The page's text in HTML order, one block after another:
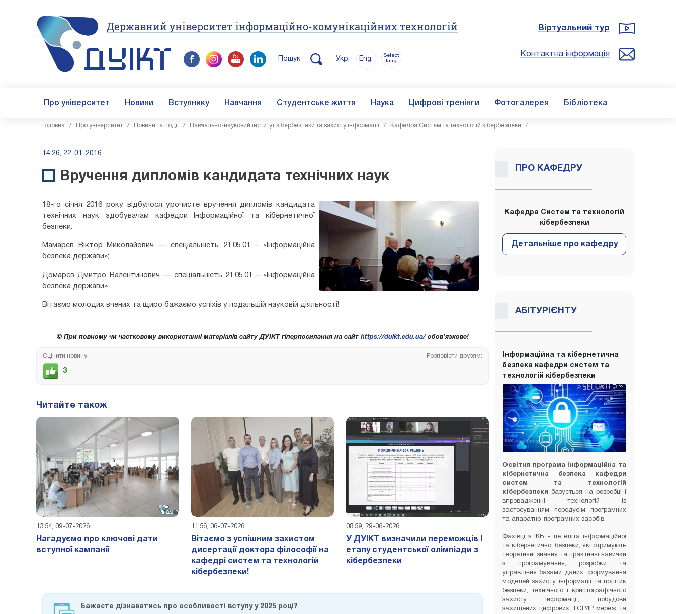
Державний університет інформаційно-комунікаційних технологій
Пошук Укр. Eng.
Select
lang
Віртуальний тур
Контактна інформація
Про університет Новини Вступнику Навчання Студентське життя Наука Цифрові тренінги Фотогалерея Бібліотека
Головна / Про університет/ Новини та події / Навчально-науковий інститут кібербезпеки та захисту інформації / Кафедра Систем та технологій кібербезпеки /
14:26, 22-01-2016
Вручення дипломів кандидата технічних наук
18-го січня 2016 року відбулося урочисте вручення дипломів кандидата
технічних наук здобувачам кафедри Інформаційної та кібернетичної
безпеки:
Мамарєв Віктор Миколайович — спеціальність 21.05.01 – «Інформаційна
безпека держави»;
Домарєв Дмитро Валентинович — спеціальність 21.05.01 – «Інформаційна
безпека держави».
Вітаємо молодих вчених та щиро бажаємо успіхів у подальшій науковій діяльності!
© При повному чи частковому використанні матеріалів сайту ДУІКТ гіперпосилання на сайт https://duikt.edu.ua/обов'язкове!
Оцінити новину:
3
Розповісти друзям:
Читайте також
13:54, 09-07-2026
Нагадуємо про ключові дати
вступної кампанії
11:56, 06-07-2026
Вітаємо з успішним захистом
дисертації доктора філософії на
кафедрі систем та технологій
кібербезпеки!
08:59, 29-06-2026
У ДУІКТ визначили переможців І
етапу студентської олімпіади з
кібербезпеки
Бажаєте дізнаватись про особливості вступу у 2025 році?
ПРО КАФЕДРУ
Кафедра Систем та технологій
кібербезпеки
АБІТУРІЄНТУ
Інформаційна та кібернетична
безпека кафедри систем та
технологій кібербезпеки
Освітня програма інформаційна та
кібернетична безпека кафедри
систем та технологій
кібербезпеки базується на розробці і
впровадженні технологій із
застосуванням передусім програмних
та апаратно-програмних засобів.
Фахівці з ІКБ - це еліта інформаційної
та кібернетичної безпеки, які отримують
теоретичні знання та практичні навички
з програмування, розробки та
управління базами даних, формування
моделей захисту інформації та політик
безпеки, технічного і криптографічного
захисту інформації, побудови
захищених цифрових TCP/IP мереж та